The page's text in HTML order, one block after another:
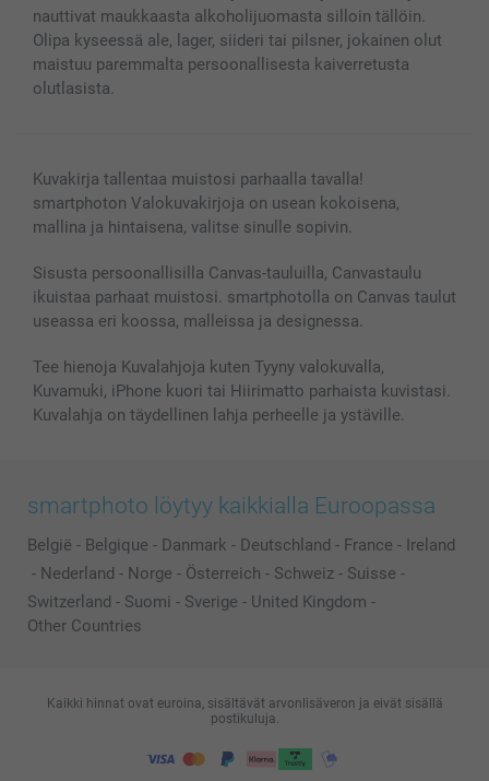
Kuvakalenterit & Päivyrit
Valokuvakehykset & Lisätarvikkeet
Lahjakortti
Investor Relations
Tilausten tila
nauttivat maukkaasta alkoholijuomasta silloin tällöin.
Olipa kyseessä ale, lager, siideri tai pilsner, jokainen olut
maistuu paremmalta persoonallisesta kaiverretusta
olutlasista.
Kuvakirja tallentaa muistosi parhaalla tavalla!
smartphoton Valokuvakirjoja on usean kokoisena,
mallina ja hintaisena, valitse sinulle sopivin.
Sisusta persoonallisilla Canvas-tauluilla, Canvastaulu
ikuistaa parhaat muistosi. smartphotolla on Canvas taulut
useassa eri koossa, malleissa ja designessa.
Tee hienoja Kuvalahjoja kuten Tyyny valokuvalla,
Kuvamuki, iPhone kuori tai Hiirimatto parhaista kuvistasi.
Kuvalahja on täydellinen lahja perheelle ja ystäville.
smartphoto löytyy kaikkialla Euroopassa
België - Belgique - Danmark - Deutschland - France - Ireland
- Nederland - Norge - Österreich - Schweiz - Suisse -
Switzerland - Suomi - Sverige - United Kingdom -
Other Countries
Kaikki hinnat ovat euroina, sisältävät arvonlisäveron ja eivät sisällä
postikuluja.